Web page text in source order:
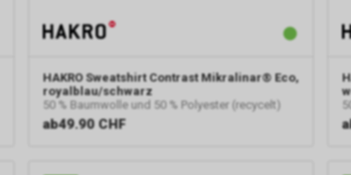
HAKRO Sweatshirt Contrast Mikralinar® Eco,
royalblau/schwarz
50 % Baumwolle und 50 % Polyester (recycelt)
ab49.90 CHF